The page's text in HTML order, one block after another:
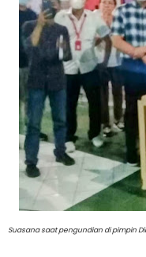
Suasana saat pengundian di pimpin